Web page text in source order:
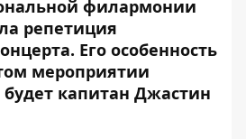
филармонии
репетиция
Его особенность
мероприятии
капитан Джастин